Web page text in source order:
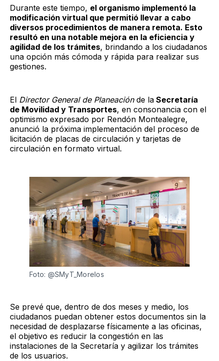
Durante este tiempo, el organismo implementó la
modificación virtual que permitió llevar a cabo
diversos procedimientos de manera remota. Esto
resultó en una notable mejora en la eficiencia y
agilidad de los trámites, brindando a los ciudadanos
una opción más cómoda y rápida para realizar sus
gestiones.
El Director General de Planeaciónde la Secretaría
de Movilidad y Transportes, en consonancia con el
optimismo expresado por Rendón Montealegre,
anunció la próxima implementación del proceso de
licitación de placas de circulación y tarjetas de
circulación en formato virtual.
Foto: @SMyT_Morelos
Se prevé que, dentro de dos meses y medio, los
ciudadanos puedan obtener estos documentos sin la
necesidad de desplazarse físicamente a las oficinas,
el objetivo es reducir la congestión en las
instalaciones de la Secretaría y agilizar los trámites
de los usuarios.